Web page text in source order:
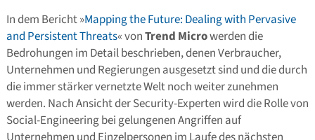
In dem Bericht »Mapping the Future: Dealing with Pervasive
and Persistent Threats« vonTrend Microwerden die
Bedrohungen im Detail beschrieben, denen Verbraucher,
Unternehmen und Regierungen ausgesetzt sind und die durch
die immer stärker vernetzte Welt noch weiter zunehmen
werden. Nach Ansicht der Security-Experten wird die Rolle von
Social-Engineering bei gelungenen Angriffen auf